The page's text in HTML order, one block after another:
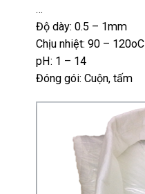
…
Độ dày: 0.5 – 1mm
Chịu nhiệt: 90 – 120oC
pH: 1 – 14
Đóng gói: Cuộn, tấm